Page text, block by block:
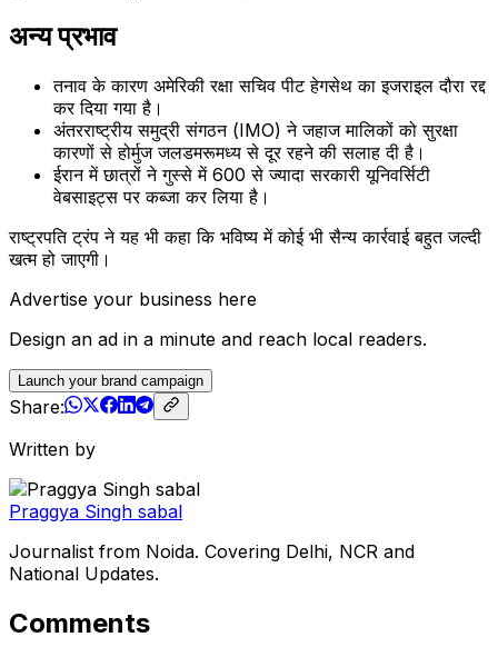
अन्य प्रभाव
तनाव के कारण अमेरिकी रक्षा सचिव पीट हेगसेथ का इजराइल दौरा रद्द
कर दिया गया है।
अंतरराष्ट्रीय समुद्री संगठन (IMO) ने जहाज मालिकों को सुरक्षा
कारणों से होर्मुज जलडमरूमध्य से दूर रहने की सलाह दी है।
ईरान में छात्रों ने गुस्से में 600 से ज्यादा सरकारी यूनिवर्सिटी
वेबसाइट्स पर कब्जा कर लिया है।
राष्ट्रपति ट्रंप ने यह भी कहा कि भविष्य में कोई भी सैन्य कार्रवाई बहुत जल्दी
खत्म हो जाएगी।
Advertise your business here
Design an ad in a minute and reach local readers.
Launch your brand campaign
Share:
Written by
Praggya Singh sabal
Journalist from Noida. Covering Delhi, NCR and
National Updates.
Comments